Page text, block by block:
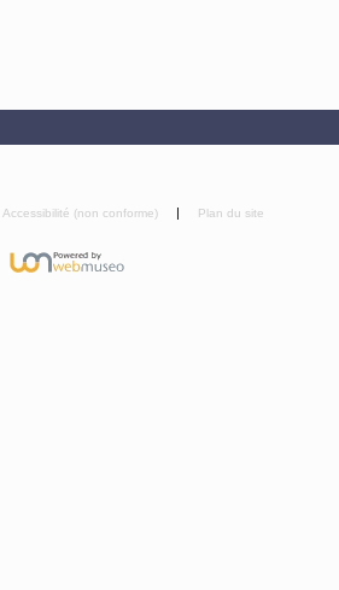
Accessibilité (non conforme) Plan du site